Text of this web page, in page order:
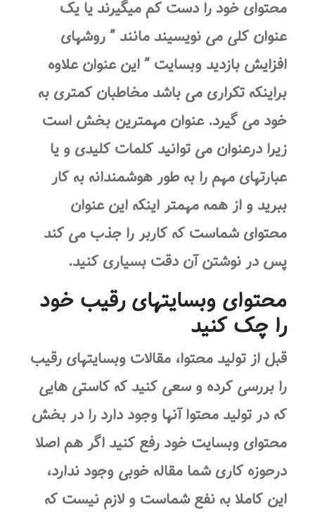
محتوای خود را دست کم میگیرند یا یک
عنوان کلی می نویسیند مانند ” روشهای
افزایش بازدید وبسایت ” این عنوان علاوه
براینکه تکراری می باشد مخاطبان کمتری به
خود می گیرد. عنوان مهمترین بخش است
زیرا درعنوان می توانید کلمات کلیدی و یا
عبارتهای مهم را به طور هوشمندانه به کار
ببرید و از همه مهمتر اینکه این عنوان
محتوای شماست که کاربر را جذب می کند
پس در نوشتن آن دقت بسیاری کنید.
محتوای وبسایتهای رقیب خود
را چک کنید
قبل از تولید محتوا، مقالات وبسایتهای رقیب
را بررسی کرده و سعی کنید که کاستی هایی
که در تولید محتوا آنها وجود دارد را در بخش
محتوای وبسایت خود رفع کنید اگر هم اصلا
درحوزه کاری شما مقاله خوبی وجود ندارد،
این کاملا به نفع شماست و لازم نیست که